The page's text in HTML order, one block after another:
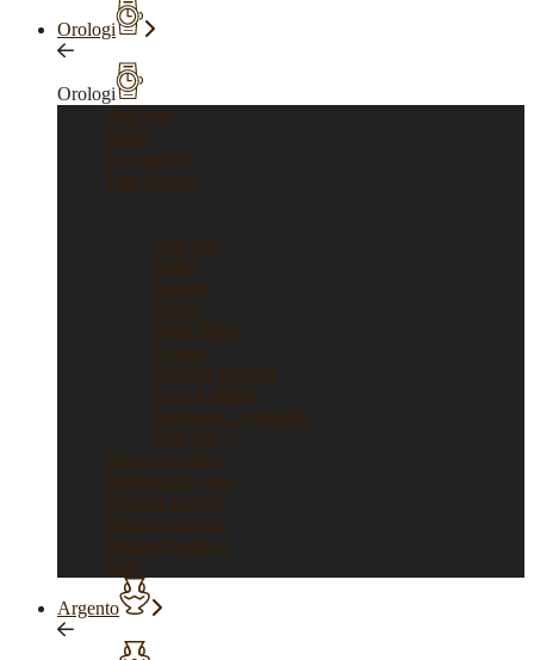
Orologi
Orologi
Vedi tutti
Rolex
Cronografi
Tutti i brand
Vedi tutti
Rolex
Bulgari
Cartier
Mont Blanc
Corum
Officine Panerai
Franck Muller
Vacheron Constantin
Vedi tutti >
Orologi vintage
Orologi di Forma
Orologi gioiello
Orologi Classici
Orologi Sportivi
Sold
Argento